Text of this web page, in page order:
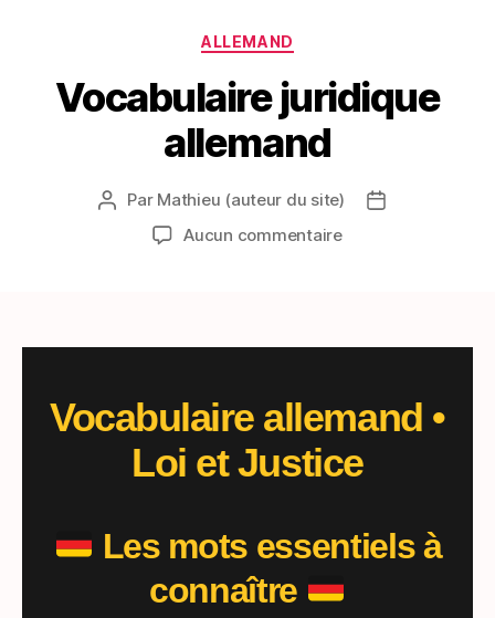
Catégories
ALLEMAND
Vocabulaire juridique
allemand
Auteur
l’article
Par Mathieu (auteur du site)
Date
Aucun commentairesur
Vocabulaire allemand •
Loi et Justice
Les mots essentiels à
connaître